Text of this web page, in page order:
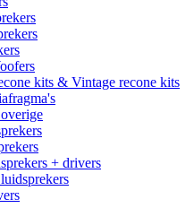
kits & Vintage recone kits
+ drivers